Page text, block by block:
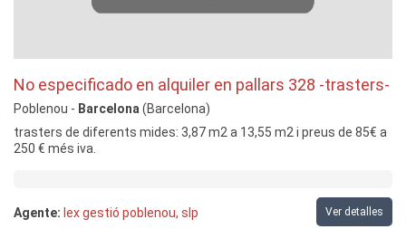
No especificado en alquiler en pallars 328 -trasters-
Poblenou - Barcelona (Barcelona)
trasters de diferents mides: 3,87 m2 a 13,55 m2 i preus de 85€ a
250 € més iva.
Agente: lex gestió poblenou, slp Ver detalles